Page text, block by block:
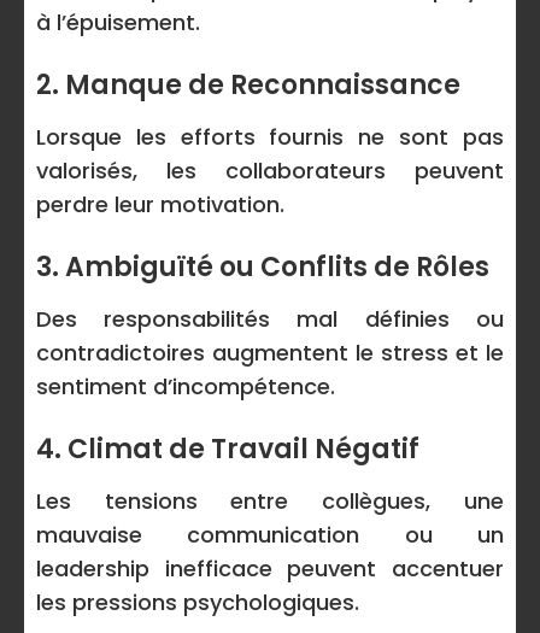
à l’épuisement.
2. Manque de Reconnaissance
Lorsque les efforts fournis ne sont pas
valorisés, les collaborateurs peuvent
perdre leur motivation.
3. Ambiguïté ou Conflits de Rôles
Des responsabilités mal définies ou
contradictoires augmentent le stress et le
sentiment d’incompétence.
4. Climat de Travail Négatif
Les tensions entre collègues, une
mauvaise communication ou un
leadership inefficace peuvent accentuer
les pressions psychologiques.